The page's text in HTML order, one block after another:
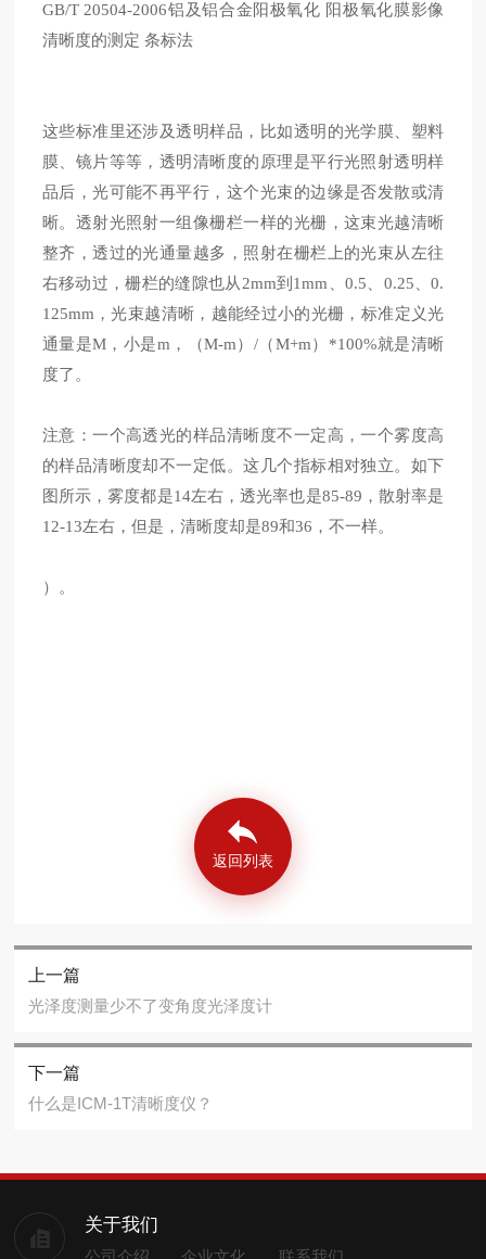
GB/T 20504-2006铝及铝合金阳极氧化 阳极氧化膜影像
清晰度的测定 条标法
这些标准里还涉及透明样品，比如透明的光学膜、塑料
膜、镜片等等，透明清晰度的原理是平行光照射透明样
品后，光可能不再平行，这个光束的边缘是否发散或清
晰。透射光照射一组像栅栏一样的光栅，这束光越清晰
整齐，透过的光通量越多，照射在栅栏上的光束从左往
右移动过，栅栏的缝隙也从2mm到1mm、0.5、0.25、0.
125mm，光束越清晰，越能经过小的光栅，标准定义光
通量是M，小是m，（M-m）/（M+m）*100%就是清晰
度了。
注意：一个高透光的样品清晰度不一定高，一个雾度高
的样品清晰度却不一定低。这几个指标相对独立。如下
图所示，雾度都是14左右，透光率也是85-89，散射率是
12-13左右，但是，清晰度却是89和36，不一样。
） 。
返回列表
上一篇
光泽度测量少不了变角度光泽度计
下一篇
什么是ICM-1T清晰度仪？
关于我们